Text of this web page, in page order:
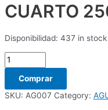
CUARTO
Disponibilidad: 437 in stock
Comprar
SKU: AG007 Category: